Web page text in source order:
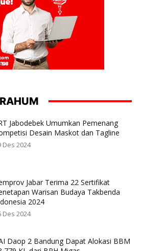
Jabodebek Umumkan Pemenang
Desain Maskot dan Tagline
Des 2024
Jabar Terima 22 Sertifikat
Warisan Budaya Takbenda
2024
Des 2024
Daop 2 Bandung Dapat Alokasi BBM